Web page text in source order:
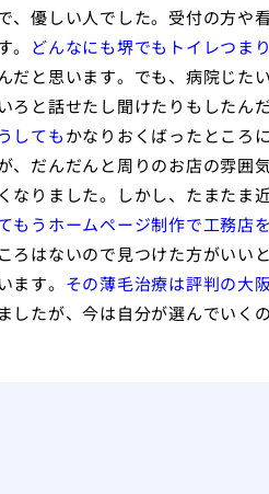
、優しい人でした。受付の方や
どんなにも堺でもトイレつま
だと思います。でも、病院じた
ろと話せたし聞けたりもしたん
してもかなりおくばったところ
、だんだんと周りのお店の雰囲
なりました。しかし、たまたま
もうホームページ制作で工務店
ろはないので見つけた方がいい
す。 その薄毛治療は評判の大
たが、今は自分が選んでいく